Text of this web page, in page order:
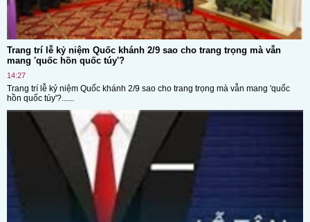
Trang trí lễ kỷ niệm Quốc khánh 2/9 sao cho trang trọng mà vẫn
mang 'quốc hồn quốc túy'?
14:27
Trang trí lễ kỷ niệm Quốc khánh 2/9 sao cho trang trọng mà vẫn mang 'quốc
hồn quốc túy'?......